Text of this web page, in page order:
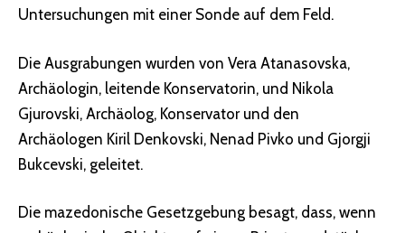
Untersuchungen mit einer Sonde auf dem Feld.
Die Ausgrabungen wurden von Vera Atanasovska,
Archäologin, leitende Konservatorin, und Nikola
Gjurovski, Archäolog, Konservator und den
Archäologen Kiril Denkovski, Nenad Pivko und Gjorgji
Bukcevski, geleitet.
Die mazedonische Gesetzgebung besagt, dass, wenn